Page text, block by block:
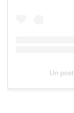
Un